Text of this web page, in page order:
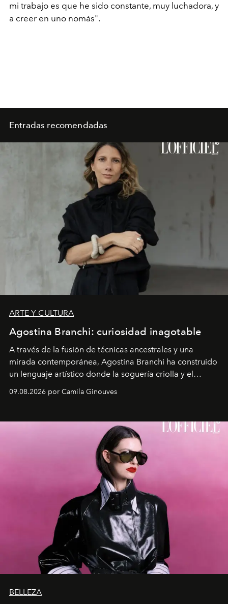
mi trabajo es que he sido constante, muy luchadora, y
a creer en uno nomás".
Entradas recomendadas
ARTE Y CULTURA
Agostina Branchi: curiosidad inagotable
A través de la fusión de técnicas ancestrales y una
mirada contemporánea, Agostina Branchi ha construido
un lenguaje artístico donde la soguería criolla y el
embarrilado dan vida a esculturas textiles tan rígidas
como fluidas. En septiembre la artista presentará una
Montecarmelo.
09.08.2026 por Camila Ginouves
BELLEZA